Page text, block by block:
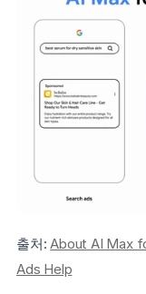
출처: About AI Max
Ads Help